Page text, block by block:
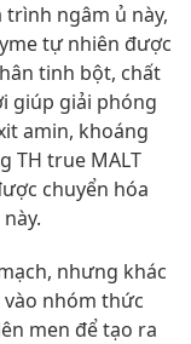
trình ngâm ủ này,
tự nhiên được
tinh bột, chất
giúp giải phóng
amin, khoáng
TH true MALT
chuyển hóa
nhưng khác
vào nhóm thức
men để tạo ra